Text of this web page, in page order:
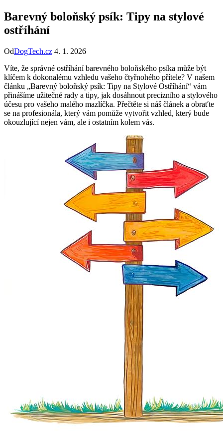
Barevný boloňský psík: Tipy na stylové
ostříhání
OdDogTech.cz 4. 1. 2026
Víte, že správné‌ ostříhání⁢ barevného⁣ boloňského psíka může být
⁢klíčem k dokonalému vzhledu vašeho čtyřnohého přítele? ⁣V⁢ našem
⁢článku „Barevný boloňský ⁣psík: Tipy na Stylové Ostříhání“ vám
‌přinášíme užitečné rady a tipy, jak dosáhnout precizního a stylového
účesu pro vašeho malého mazlíčka.‍ Přečtěte ⁤si náš článek ⁣a​ obraťte ​
se na profesionála, který vám pomůže ‍vytvořit vzhled, který bude
okouzlující nejen vám, ale i ‍ostatním kolem vás.